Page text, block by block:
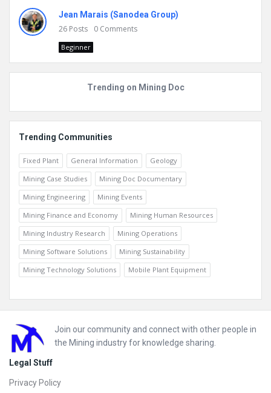
Jean Marais (Sanodea Group)
26 Posts 0 Comments
Beginner
Trending on Mining Doc
Trending Communities
Fixed Plant General Information
Geology
Mining Case Studies
Mining Doc Documentary
Mining Engineering
Mining Events
Mining Finance and Economy
Mining Human Resources
Mining Industry Research
Mining Operations
Mining Software Solutions
Mining Sustainability
Mining Technology Solutions
Mobile Plant Equipment
Footer
Join our community and connect with other people in
the Mining industry for knowledge sharing.
Legal Stuff
Privacy Policy